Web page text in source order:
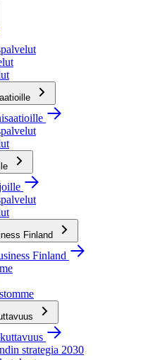
Finland
Finland
strategia 2030